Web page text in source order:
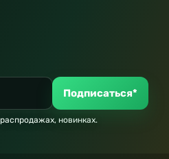
Подписаться*
новинках.